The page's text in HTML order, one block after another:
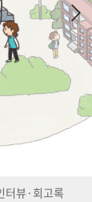
록물
터뷰·회고록